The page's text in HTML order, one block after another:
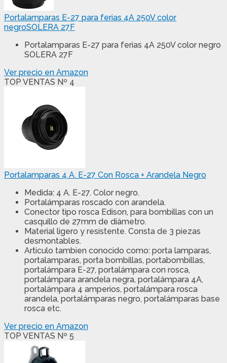
Portalamparas E-27 para ferias 4A 250V color
negroSOLERA 27F
Portalamparas E-27 para ferias 4A 250V color negro
SOLERA 27F
Ver precio en Amazon
TOP VENTAS Nº 4
Portalamparas 4 A. E-27 Con Rosca + Arandela Negro
Medida: 4 A. E-27. Color negro.
Portalámparas roscado con arandela.
Conector tipo rosca Edison, para bombillas con un
casquillo de 27mm de diámetro.
Material ligero y resistente. Consta de 3 piezas
desmontables.
Articulo tambien conocido como: porta lamparas,
portalamparas, porta bombillas, portabombillas,
portalámpara E-27, portalámpara con rosca,
portalámpara arandela negra, portalámpara 4A,
portalámpara 4 amperios, portalámpara rosca
arandela, portalámparas negro, portalámparas base
rosca etc.
Ver precio en Amazon
TOP VENTAS Nº 5